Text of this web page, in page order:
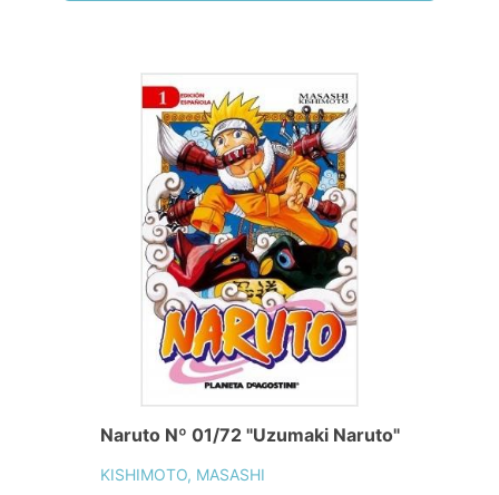
Naruto Nº 01/72 "Uzumaki Naruto"
KISHIMOTO, MASASHI